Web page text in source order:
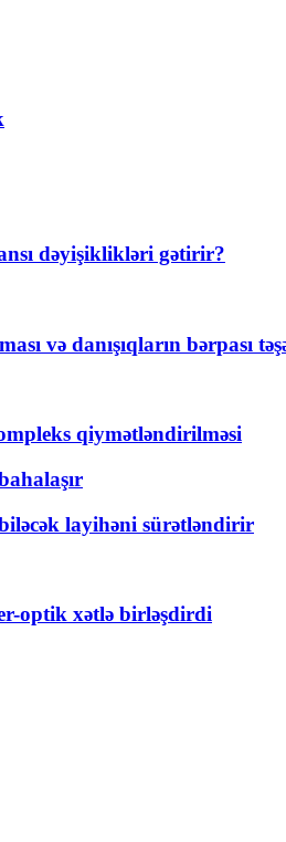
dəyişiklikləri gətirir?
və danışıqların bərpası
qiymətləndirilməsi
layihəni sürətləndirir
optik xətlə birləşdirdi